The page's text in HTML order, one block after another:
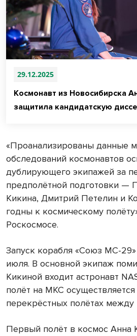
29.12.2025
Космонавт из Новосибирска
защитила кандидатскую
«Проанализированы данные
обследований космонавтов
дублирующего экипажей за
предполётной подготовки —
Кикина, Дмитрий Петелин и
годны к космическому
Роскосмосе.
Запуск корабля «Союз МС-29»
июля. В основной экипаж
Кикиной входит астронавт
полёт на МКС
перекрёстных полётах
Первый полёт в космос Анна